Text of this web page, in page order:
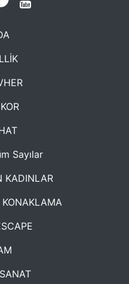
Sayılar
KADINLAR